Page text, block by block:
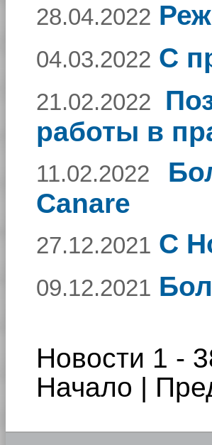
28.04.2022
04.03.2022 С
21.02.2022
работы в
11.02.2022
Canare
27.12.2021 С
09.12.2021
Новости 1 -
Начало |